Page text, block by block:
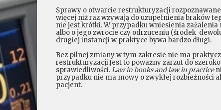
Sprawy o otwarcie restrukturyzacji
więcej niż raz wzywają do uzupełnienia braków
nie jest krótki. W przypadku wniesienia
albo o jego zwrocie czy odrzuceniu (środek
drugiej instancji w praktyce bywa bardzo długi.
Bez pilnej zmiany w tym zakresie nie ma
restrukturyzacji.Jest to poważny zarzut do
sprawiedliwości.Law in books and law in practice
przypadku nie ma mowy o zwykłej rozbieżności
pacjent.